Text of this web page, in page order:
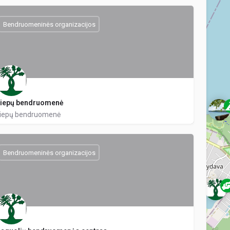
bendruomenė
bendruomenė
Bendruomeninės organizacijos
Bendruomeninės organizacijos